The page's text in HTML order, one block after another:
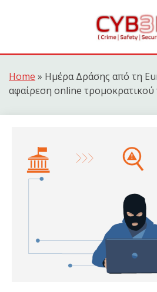
CYB3R
Home » Ημέρα Δράσης από τη
αφαίρεση online τρομοκρατικού